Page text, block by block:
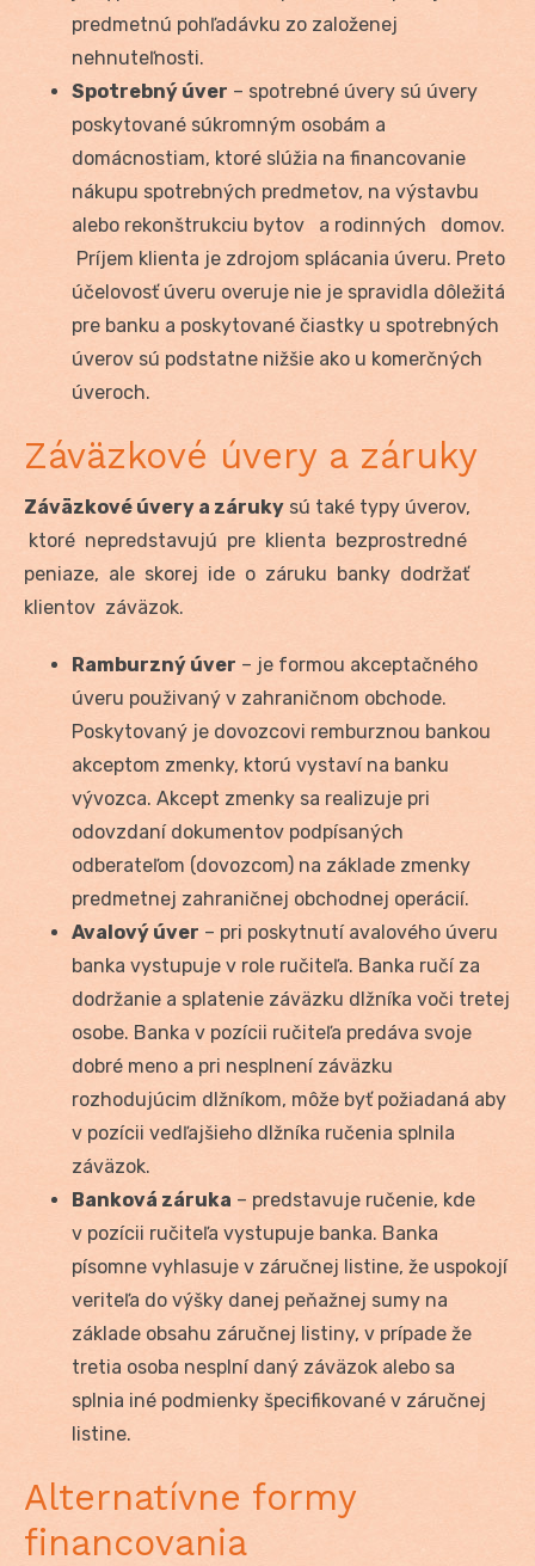
predmetnú pohľadávku zo založenej
nehnuteľnosti.
Spotrebný úver – spotrebné úvery sú úvery
poskytované súkromným osobám a
domácnostiam, ktoré slúžia na financovanie
nákupu spotrebných predmetov, na výstavbu
alebo rekonštrukciu bytov a rodinných domov.
Príjem klienta je zdrojom splácania úveru. Preto
účelovosť úveru overuje nie je spravidla dôležitá
pre banku a poskytované čiastky u spotrebných
úverov sú podstatne nižšie ako u komerčných
úveroch.
Záväzkové úvery a záruky
Záväzkové úvery a záruky sú také typy úverov,
ktoré nepredstavujú pre klienta bezprostredné
peniaze, ale skorej ide o záruku banky dodržať
klientov záväzok.
Ramburzný úver – je formou akceptačného
úveru použivaný v zahraničnom obchode.
Poskytovaný je dovozcovi remburznou bankou
akceptom zmenky, ktorú vystaví na banku
vývozca. Akcept zmenky sa realizuje pri
odovzdaní dokumentov podpísaných
odberateľom (dovozcom) na základe zmenky
predmetnej zahraničnej obchodnej operácií.
Avalový úver – pri poskytnutí avalového úveru
banka vystupuje v role ručiteľa. Banka ručí za
dodržanie a splatenie záväzku dlžníka voči tretej
osobe. Banka v pozícii ručiteľa predáva svoje
dobré meno a pri nesplnení záväzku
rozhodujúcim dlžníkom, môže byť požiadaná aby
v pozícii vedľajšieho dlžníka ručenia splnila
záväzok.
Banková záruka – predstavuje ručenie, kde
v pozícii ručiteľa vystupuje banka. Banka
písomne vyhlasuje v záručnej listine, že uspokojí
veriteľa do výšky danej peňažnej sumy na
základe obsahu záručnej listiny, v prípade že
tretia osoba nesplní daný záväzok alebo sa
splnia iné podmienky špecifikované v záručnej
listine.
Alternatívne formy
financovania